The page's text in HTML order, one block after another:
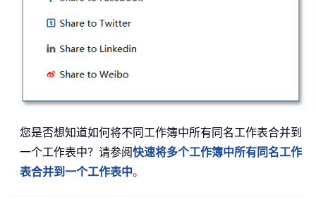
您是否想知道如何将不同工作簿中所有同名工作表合并到
一个工作表中？请参阅快速将多个工作簿中所有同名工作
表合并到一个工作表中。